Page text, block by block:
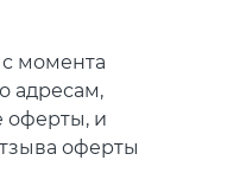
момента
адресам,
оферты, и
оферты